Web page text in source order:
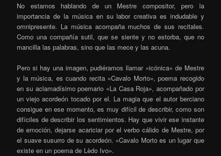
No estamos hablando de un Mestre compositor, pero la
importancia de la música en su labor creativa es indudable y
omnipresente. La música acompaña muchos de sus recitales.
Como una compañía sutil, que se siente y no estorba, que no
mancilla las palabras, sino que las mece y las acuna.
Pero si hay una imagen, pudiéramos llamar «icónica» de Mestre
y la música, es cuando recita «Cavalo Morto», poema recogido
en su aclamadísimo poemario «La Casa Roja», acompañado por
un viejo acordeón tocado por el. La magia que el autor berciano
consigue en ese momento, es muy difícil de describir, como son
difíciles de describir los sentimientos. Hay que vivir ese instante
de emoción, dejarse acariciar por el verbo cálido de Mestre, por
el suave susurro de su acordeón. «Cavalo Morto es un lugar que
existe en un poema de Lèdo Ivo».